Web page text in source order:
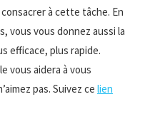
à cette tâche. En
vous vous donnez aussi la
efficace, plus rapide.
vous aidera à vous
pas. Suivez ce lien